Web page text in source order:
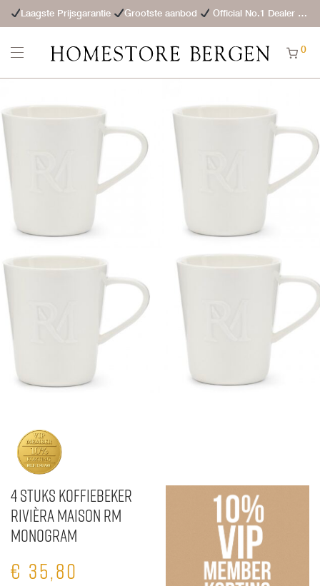
Laagste Prijsgarantie Grootste aanbod Official No.1 Dealer
0
4 stuks Koffiebeker
Rivièra Maison RM
Monogram
€ 35,80